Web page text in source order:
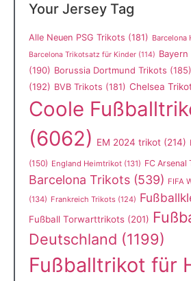
Your Jersey Tag
Alle Neuen PSG Trikots (181) Barcelona
Barcelona Trikotsatz für Kinder (114)
(190) Borussia Dortmund Trikots (185)
(192) BVB Trikots (181) Chelsea
Coole
(6062) EM 2024 trikot (214)
(150) England Heimtrikot (131) FC Arsenal
Barcelona Trikots (539) FIFA
(134) Frankreich Trikots (124)
Fußball Torwarttrikots (201)
Deutschland (1199)
Fußballtrikot für